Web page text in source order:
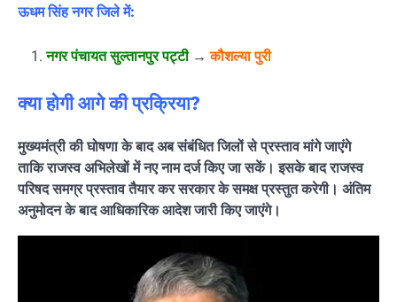
ऊधम सिंह नगर जिले में:
नगर पंचायत सुल्तानपुर पट्टी→कौशल्या पुरी
क्या होगी आगे की प्रक्रिया?
मुख्यमंत्री की घोषणा के बाद अब संबंधित जिलों से प्रस्ताव मांगे जाएंगे
ताकि राजस्व अभिलेखों में नए नाम दर्ज किए जा सकें। इसके बाद राजस्व
परिषद समग्र प्रस्ताव तैयार कर सरकार के समक्ष प्रस्तुत करेगी। अंतिम
अनुमोदन के बाद आधिकारिक आदेश जारी किए जाएंगे।